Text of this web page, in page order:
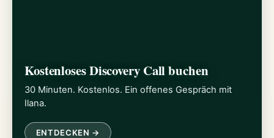
Kostenloses Discovery Call buchen
30 Minuten. Kostenlos. Ein offenes Gespräch mit
Ilana.
ENTDECKEN →